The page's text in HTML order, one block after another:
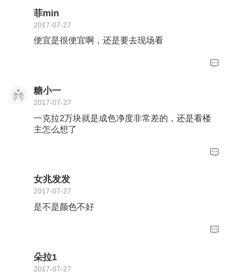
菲min
2017-07-27
便宜是很便宜啊，还是要去现场看
糖小一
2017-07-27
一克拉2万块就是成色净度非常差的，还是看楼
主怎么想了
女兆发发
2017-07-27
是不是颜色不好
朵拉1
2017-07-27